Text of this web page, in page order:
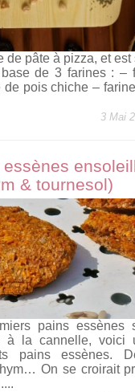
de pâte à pizza, et est
de 3 farines : –
de pois chiche –
3 Mai
& tournesol)
pains essènes
à la cannelle, voici
pains essènes.
On se croirait